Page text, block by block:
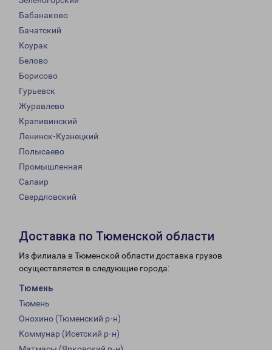
Бабанаково
Бачатский
Коурак
Белово
Борисово
Гурьевск
Журавлево
Крапивинский
Ленинск-Кузнецкий
Полысаево
Промышленная
Салаир
Свердловский
Доставка по Тюменской области
Из филиала в Тюменской области доставка грузов
осуществляется в следующие города:
Тюмень
Тюмень
Онохино (Тюменский р-н)
Коммунар (Исетский р-н)